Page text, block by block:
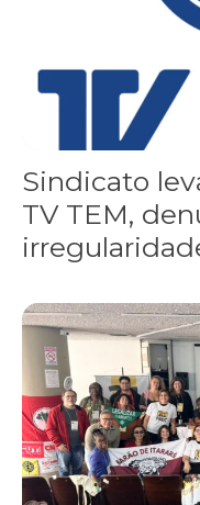
Sindicato
TV TEM,
FNDC aprova